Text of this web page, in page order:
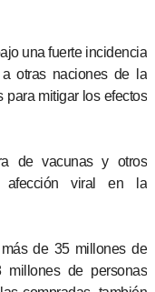
una fuerte incidencia
otras naciones de la
para mitigar los efectos
de vacunas y otros
afección viral en la
de 35 millones de
de personas